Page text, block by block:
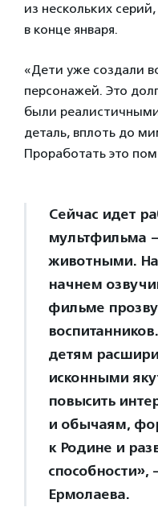
из нескольких
в конце января.
«Дети уже создали
персонажей. Это
были
деталь, вплоть до
Проработать это
Сейчас идет
мультфильма
животными.
начнем
фильме
детям
исконными
повысить
и обычаям,
к Родине и
способности»,
Ермолаева.